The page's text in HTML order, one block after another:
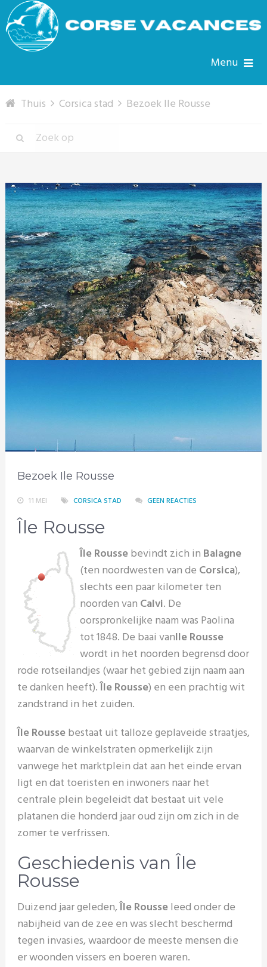
Menu
Thuis Corsica stad Bezoek Ile Rousse
Bezoek Ile Rousse
11 MEI CORSICA STAD GEEN REACTIES
Île Rousse
Île Roussebevindt zich in Balagne
(ten noordwesten van de Corsica),
slechts een paar kilometer ten
noorden van Calvi. De
oorspronkelijke naam was Paolina
tot 1848. De baai vanIle Rousse
wordt in het noorden begrensd door
rode rotseilandjes (waar het gebied zijn naam aan
te danken heeft).Île Rousse) en een prachtig wit
zandstrand in het zuiden.
Île Roussebestaat uit talloze geplaveide straatjes,
waarvan de winkelstraten opmerkelijk zijn
vanwege het marktplein dat aan het einde ervan
ligt en dat toeristen en inwoners naar het
centrale plein begeleidt dat bestaat uit vele
platanen die honderd jaar oud zijn om zich in de
zomer te verfrissen.
Geschiedenis van Île
Rousse
Duizend jaar geleden,Île Rousseleed onder de
nabijheid van de zee en was slecht beschermd
tegen invasies, waardoor de meeste mensen die
er woonden vissers en boeren waren.